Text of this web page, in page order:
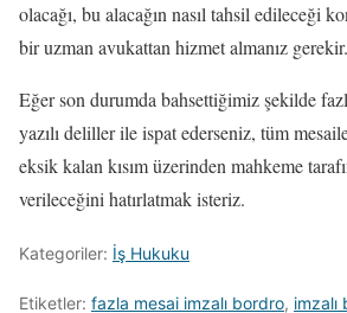
olacağı, bu alacağın nasıl tahsil edileceği
bir uzman avukattan hizmet almanız gerekir.
Eğer son durumda bahsettiğimiz şekilde
yazılı deliller ile ispat ederseniz, tüm
eksik kalan kısım üzerinden mahkeme
verileceğini hatırlatmak isteriz.
Kategoriler: İş Hukuku
Etiketler: fazla mesai imzalı bordro, imzalı